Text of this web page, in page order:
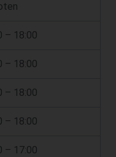
– 18:00
– 18:00
– 18:00
– 18:00
– 17:00